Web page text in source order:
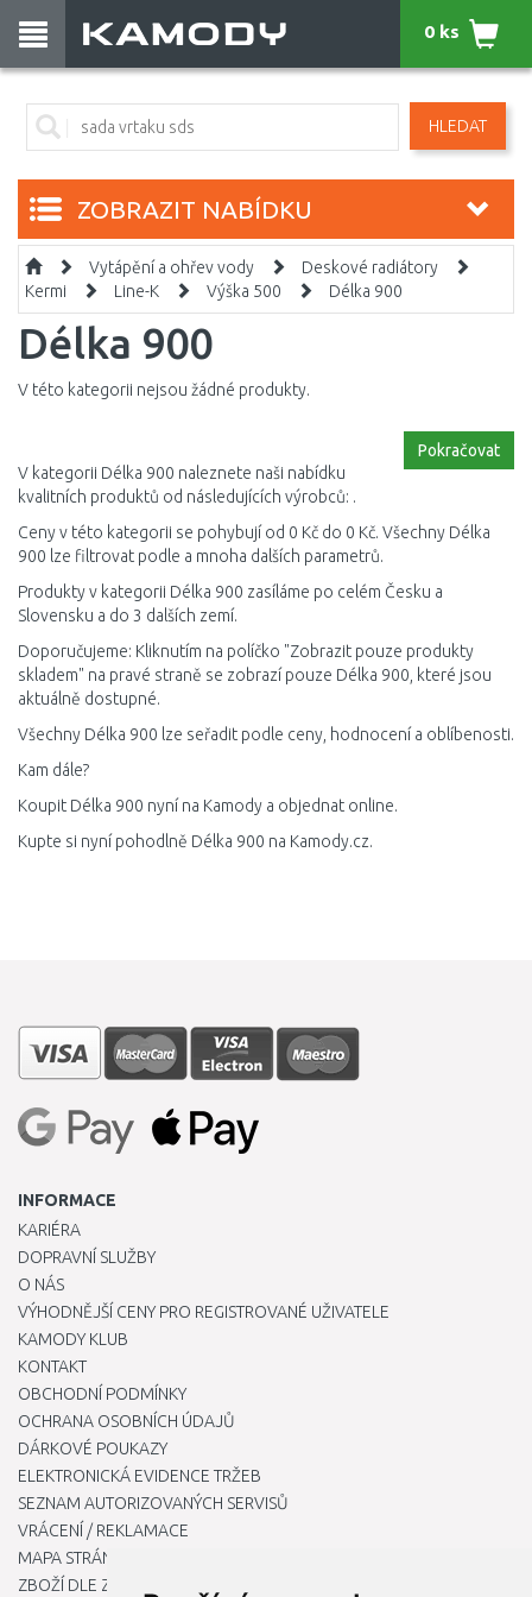
HLEDAT
0 ks
ZOBRAZIT NABÍDKU
Vytápění a ohřev vody
Deskové radiátory
Kermi
Line-K Výška 500 Délka 900
Délka 900
V této kategorii nejsou žádné produkty.
Pokračovat
V kategorii Délka 900 naleznete naši nabídku
kvalitních produktů od následujících výrobců: .
Ceny v této kategorii se pohybují od 0 Kč do 0 Kč. Všechny Délka
900 lze filtrovat podle a mnoha dalších parametrů.
Produkty v kategorii Délka 900 zasíláme po celém Česku a
Slovensku a do 3 dalších zemí.
Doporučujeme: Kliknutím na políčko "Zobrazit pouze produkty
skladem" na pravé straně se zobrazí pouze Délka 900, které jsou
aktuálně dostupné.
Všechny Délka 900 lze seřadit podle ceny, hodnocení a oblíbenosti.
Kam dále?
Koupit Délka 900 nyní na Kamody a objednat online.
Kupte si nyní pohodlně Délka 900 na Kamody.cz.
INFORMACE
KARIÉRA
DOPRAVNÍ SLUŽBY
O NÁS
VÝHODNĚJŠÍ CENY PRO REGISTROVANÉ UŽIVATELE
KAMODY KLUB
KONTAKT
OBCHODNÍ PODMÍNKY
OCHRANA OSOBNÍCH ÚDAJŮ
DÁRKOVÉ POUKAZY
ELEKTRONICKÁ EVIDENCE TRŽEB
SEZNAM AUTORIZOVANÝCH SERVISŮ
VRÁCENÍ / REKLAMACE
MAPA STRÁNKY
ZBOŽÍ DLE ZNAČEK